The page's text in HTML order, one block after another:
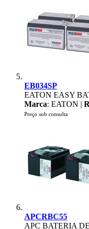
EB034SP
EATON EASY
Marca: EATON |
Preço sob consulta
APCRBC55
APC BATERIA